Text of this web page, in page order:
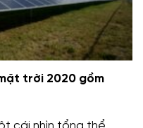
trời 2020 gồm